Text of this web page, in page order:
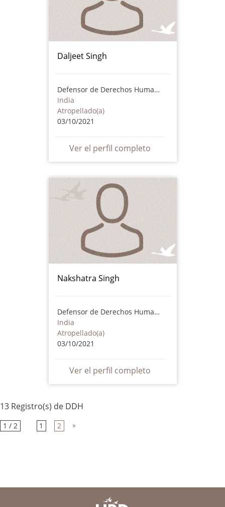
Daljeet Singh
Defensor de Derechos Humanos
India
Atropellado(a)
03/10/2021
Ver el perfil completo
Nakshatra Singh
Defensor de Derechos Humanos
India
Atropellado(a)
03/10/2021
Ver el perfil completo
13 Registro(s) de DDH
1 / 2 1 2 »